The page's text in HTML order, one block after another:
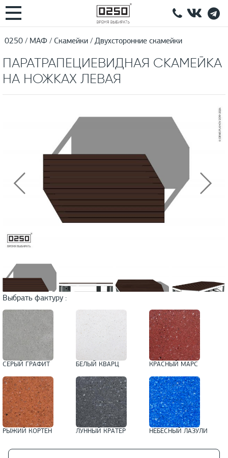
0250 МАФ Скамейки Двухсторонние скамейки
ПАРАТРАПЕЦИЕВИДНАЯ СКАМЕЙКА
НА НОЖКАХ ЛЕВАЯ
Выбрать фактуру :
СЕРЫЙ ГРАФИТ БЕЛЫЙ КВАРЦ КРАСНЫЙ МАРС
РЫЖИЙ КОРТЕН ЛУННЫЙ КРАТЕР НЕБЕСНЫЙ ЛАЗУЛИ